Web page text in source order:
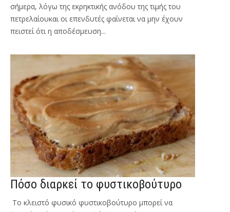
σήμερα, λόγω της εκρηκτικής ανόδου της τιμής του
πετρελαίουκαι οι επενδυτές φαίνεται να μην έχουν
πειστεί ότι η αποδέσμευση...
Πόσο διαρκεί το φυστικοβούτυρο
Το κλειστό φυσικό φυστικοβούτυρο μπορεί να